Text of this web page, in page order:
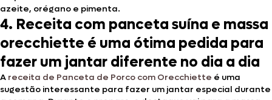
azeite, orégano e pimenta.
4. Receita com panceta suína e massa
orecchiette é uma ótima pedida para
fazer um jantar diferente no dia a dia
A receita de Panceta de Porco com Orecchiette é uma
sugestão interessante para fazer um jantar especial durante